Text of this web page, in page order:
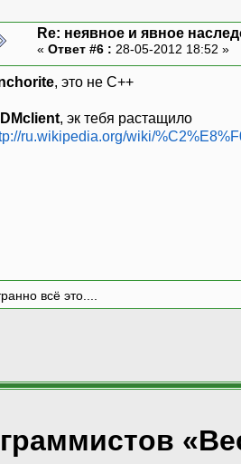
Re: неявное и явное
« Ответ #6 : 28-05-2012 18:52 »
, это не C++
, эк тебя растащило
ru.wikipedia.org/wiki/
всё это....